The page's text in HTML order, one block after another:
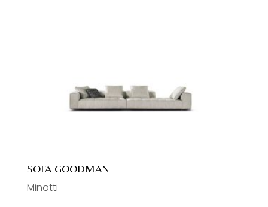
SOFA GOODMAN
Minotti